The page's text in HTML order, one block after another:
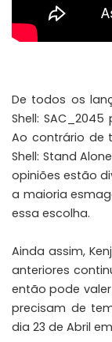
De todos os
Shell:
Ao contrário de
Shell: Stand
opiniões estão
a maioria
essa escolha.
Ainda assim,
anteriores
então pode
precisam de
dia 23 de Abril